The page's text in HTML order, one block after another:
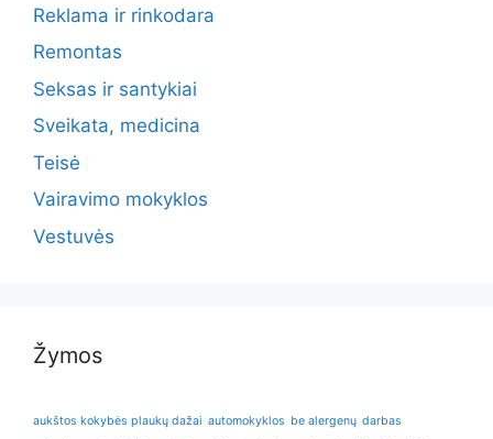
Reklama ir rinkodara
Remontas
Seksas ir santykiai
Sveikata, medicina
Teisė
Vairavimo mokyklos
Vestuvės
Žymos
aukštos kokybės plaukų dažai automokyklos be alergenų darbas